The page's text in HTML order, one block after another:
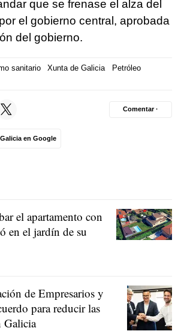
que se frenase el alza del
el gobierno central, aprobada
del gobierno.
sanitario Xunta de Galicia
Petróleo
en Google
Comentar ·
el apartamento con
en el jardín de su
de Empresarios y
para reducir las
Galicia